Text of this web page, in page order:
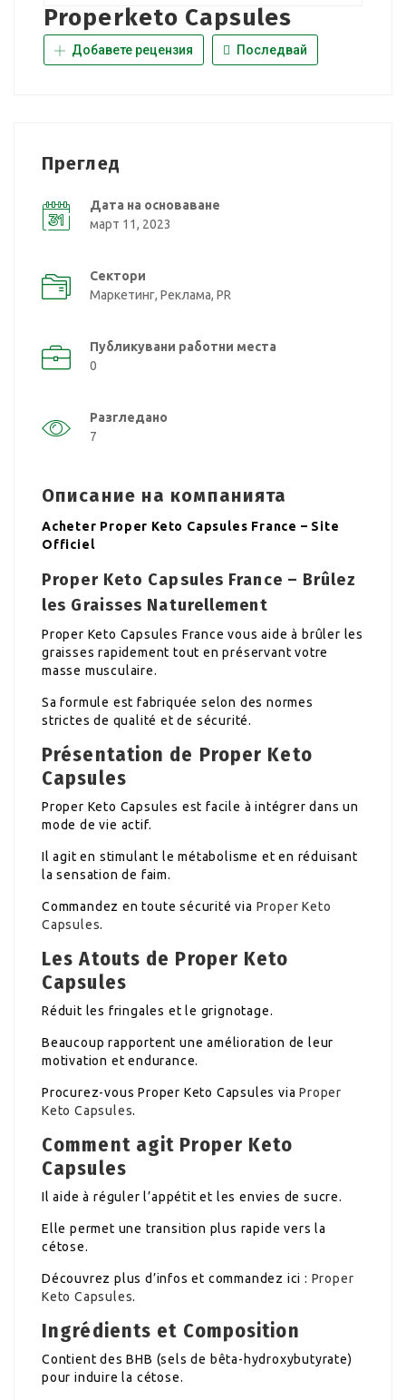
Properketo Capsules
Добавете рецензия Последвай
Преглед
Дата на основаване
март 11, 2023
Сектори
Маркетинг, Реклама, PR
Публикувани работни места
0
Разгледано
7
Описание на компанията
Acheter Proper Keto Capsules France – Site
Officiel
Proper Keto Capsules France – Brûlez
les Graisses Naturellement
Proper Keto Capsules France vous aide à brûler les
graisses rapidement tout en préservant votre
masse musculaire.
Sa formule est fabriquée selon des normes
strictes de qualité et de sécurité.
Présentation de Proper Keto
Capsules
Proper Keto Capsules est facile à intégrer dans un
mode de vie actif.
Il agit en stimulant le métabolisme et en réduisant
la sensation de faim.
Commandez en toute sécurité via Proper Keto
Capsules.
Les Atouts de Proper Keto
Capsules
Réduit les fringales et le grignotage.
Beaucoup rapportent une amélioration de leur
motivation et endurance.
Procurez-vous Proper Keto Capsules viaProper
Keto Capsules.
Comment agit Proper Keto
Capsules
Il aide à réguler l’appétit et les envies de sucre.
Elle permet une transition plus rapide vers la
cétose.
Découvrez plus d’infos et commandez ici : Proper
Keto Capsules.
Ingrédients et Composition
Contient des BHB (sels de bêta-hydroxybutyrate)
pour induire la cétose.